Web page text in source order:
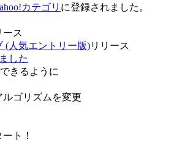
カテゴリ に登録されました。
ース
(人気エントリー版)リリース
した
できるように
ゴリズムを変更
ート！